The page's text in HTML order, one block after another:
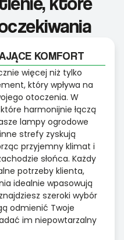
KOMFORT
więcej niż tylko
który wpływa na
otoczenia. W
harmonijnie łączą
lampy ogrodowe
strefy zyskują
przyjemny klimat i
słońca. Każdy
potrzeby klienta,
idealnie wpasowują
szeroki wybór
odmienić Twoje
im niepowtarzalny